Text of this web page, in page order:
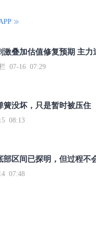
07-16 07:29
簧没坏，只是暂时被压住
08:13
部区间已探明，但过程不
07:48